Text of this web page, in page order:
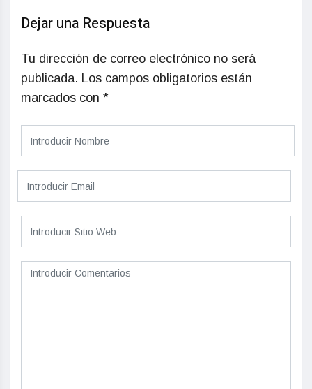
Dejar una Respuesta
Tu dirección de correo electrónico no será
publicada. Los campos obligatorios están
marcados con *